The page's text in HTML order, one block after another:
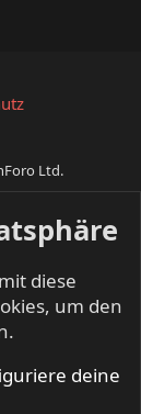
Ltd.
diese
um den
deine